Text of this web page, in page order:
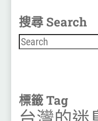
搜尋 Search
搜尋
標籤 Tag